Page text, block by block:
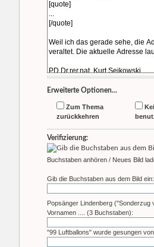
Erweiterte Optionen...
Zum Thema
zurückkehren
Verifizierung:
Buchstaben anhören / Neues Bild
Gib die Buchstaben aus dem Bild ein:
Popsänger Lindenberg ("Sonderzug
Vornamen .... (3 Buchstaben):
"99 Luftballons" wurde gesungen